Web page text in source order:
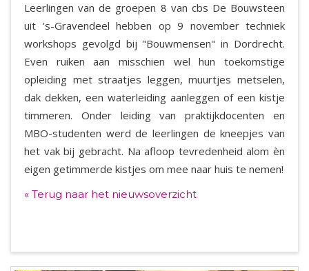
Leerlingen van de groepen 8 van cbs De Bouwsteen
uit 's-Gravendeel hebben op 9 november techniek
workshops gevolgd bij "Bouwmensen" in Dordrecht.
Even ruiken aan misschien wel hun toekomstige
opleiding met straatjes leggen, muurtjes metselen,
dak dekken, een waterleiding aanleggen of een kistje
timmeren. Onder leiding van praktijkdocenten en
MBO-studenten werd de leerlingen de kneepjes van
het vak bij gebracht. Na afloop tevredenheid alom èn
eigen getimmerde kistjes om mee naar huis te nemen!
« Terug naar het nieuwsoverzicht